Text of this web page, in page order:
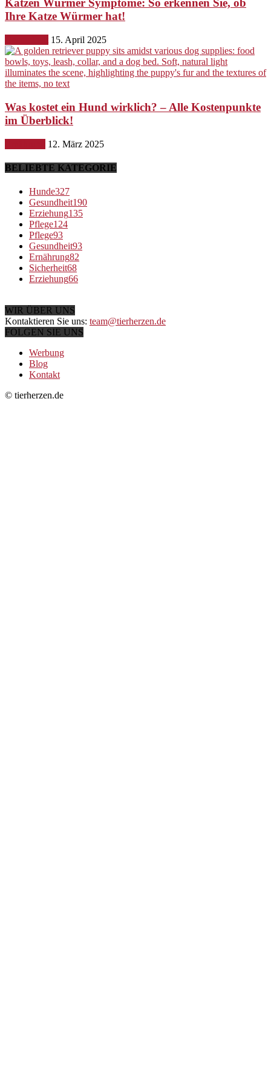
Katzen Würmer Symptome: So erkennen Sie, ob
Ihre Katze Würmer hat!
15. April 2025
Was kostet ein Hund wirklich? – Alle Kostenpunkte
im Überblick!
12. März 2025
BELIEBTE KATEGORIE
Hunde327
Gesundheit190
Erziehung135
Pflege124
Pflege93
Gesundheit93
Ernährung82
Sicherheit68
Erziehung66
WIR ÜBER UNS
Kontaktieren Sie uns: team@tierherzen.de
FOLGEN SIE UNS
Werbung
Blog
Kontakt
© tierherzen.de